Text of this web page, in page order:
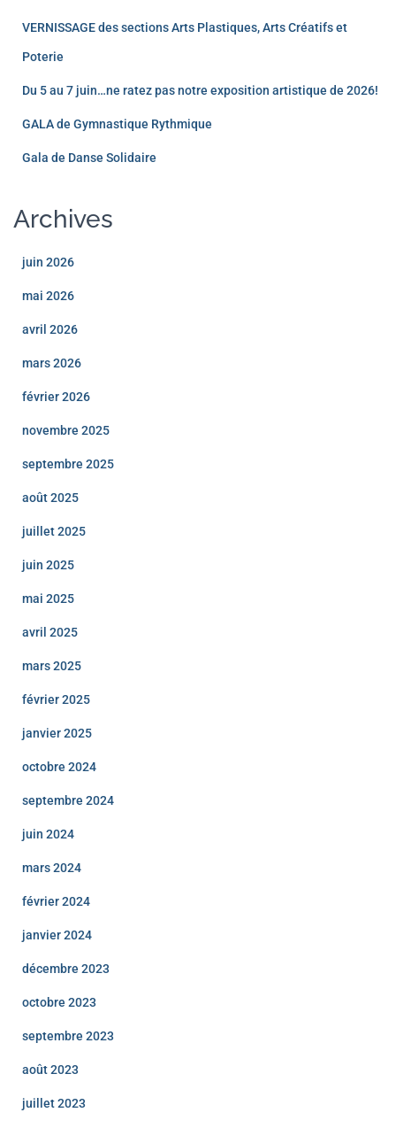
VERNISSAGE des sections Arts Plastiques, Arts Créatifs et
Poterie
Du 5 au 7 juin…ne ratez pas notre exposition artistique de 2026!
GALA de Gymnastique Rythmique
Gala de Danse Solidaire
Archives
juin 2026
mai 2026
avril 2026
mars 2026
février 2026
novembre 2025
septembre 2025
août 2025
juillet 2025
juin 2025
mai 2025
avril 2025
mars 2025
février 2025
janvier 2025
octobre 2024
septembre 2024
juin 2024
mars 2024
février 2024
janvier 2024
décembre 2023
octobre 2023
septembre 2023
août 2023
juillet 2023